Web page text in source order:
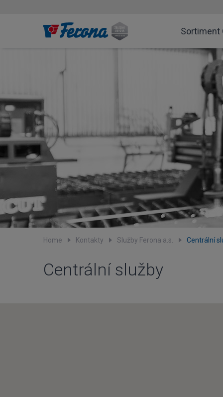
Sortiment
Home Kontakty Služby Ferona a.s. Centrální
Centrální služby